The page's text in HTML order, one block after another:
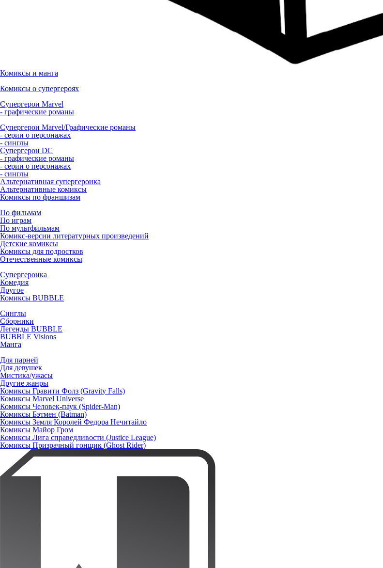
Комиксы и манга
Комиксы о супергероях
Супергерои Marvel
- графические романы
Супергерои Marvel/Графические романы
- серии о персонажах
- синглы
Супергерои DC
- графические романы
- серии о персонажах
- синглы
Альтернативная супергероика
Альтернативные комиксы
Комиксы по франшизам
По фильмам
По играм
По мультфильмам
Комикс-версии литературных произведений
Детские комиксы
Комиксы для подростков
Отечественные комиксы
Супергероика
Комедия
Другое
Комиксы BUBBLE
Синглы
Сборники
Легенды BUBBLE
BUBBLE Visions
Манга
Для парней
Для девушек
Мистика/ужасы
Другие жанры
Комиксы Гравити Фолз (Gravity Falls)
Комиксы Marvel Universe
Комиксы Человек-паук (Spider-Man)
Комиксы Бэтмен (Batman)
Комиксы Земля Королей Федора Нечитайло
Комиксы Майор Гром
Комиксы Лига справедливости (Justice League)
Комиксы Призрачный гонщик (Ghost Rider)